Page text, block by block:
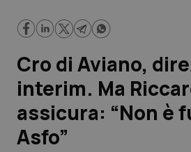
Regioni e Asl
Lavoro e Professioni
Scienza e Farmaci
Studi e Analisi
Cro di Aviano,
interim. Ma
assicura: “Non è
Asfo”